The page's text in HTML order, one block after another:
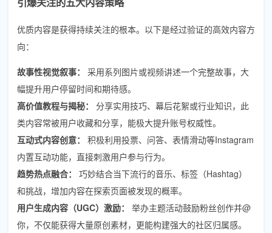
优质内容是获得持续关注的根本。以下是经过验证的高效内容方
向：
故事性视觉叙事：
采用系列图片或视频讲述一个完整故事，大
幅提升用户停留时间和期待感。
高价值教程与揭秘：
分享实用技巧、幕后花絮或行业知识，此
类内容常被用户收藏和分享，能极大提升账号权威性。
互动式内容创意：
积极利用投票、问答、表情滑动等Instagram
内置互动功能，直接刺激用户参与行为。
趋势热点融合：
巧妙结合当下流行的音乐、标签（Hashtag）
和挑战，增加内容在探索页面被发现的概率。
用户生成内容（UGC）激励：
举办主题活动鼓励粉丝创作并@
你，不仅能获得大量原创素材，更能构建强大的社区归属感。